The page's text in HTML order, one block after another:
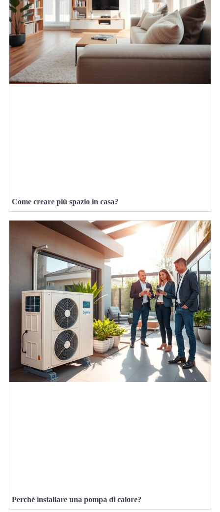
Come creare più spazio in casa?
Perché installare una pompa di calore?